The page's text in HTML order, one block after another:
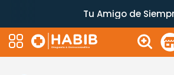
Tu Amigo de